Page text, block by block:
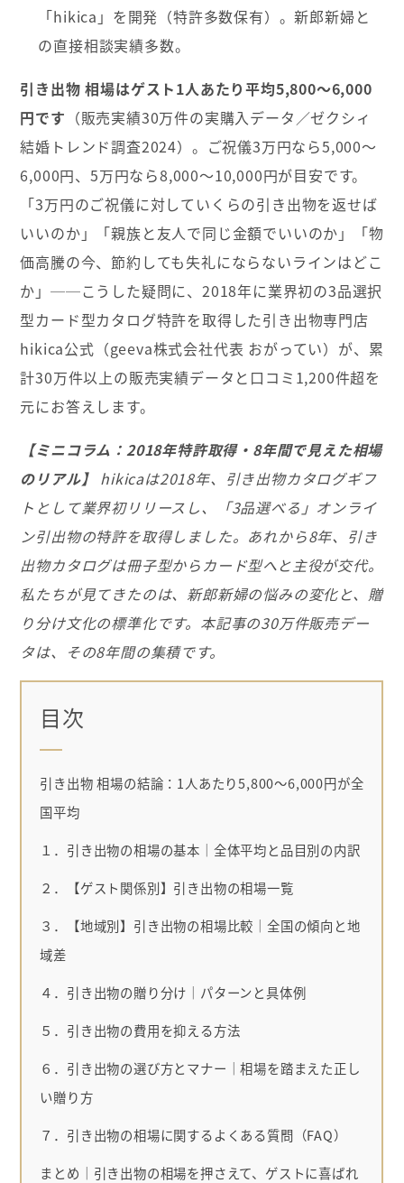
「hikica」を開発（特許多数保有）。新郎新婦と
の直接相談実績多数。
引き出物 相場はゲスト1人あたり平均5,800〜6,000
円です （販売実績30万件の実購入データ／ゼクシィ
結婚トレンド調査2024）。ご祝儀3万円なら5,000〜
6,000円、5万円なら8,000〜10,000円が目安です。
「3万円のご祝儀に対していくらの引き出物を返せば
いいのか」「親族と友人で同じ金額でいいのか」「物
価高騰の今、節約しても失礼にならないラインはどこ
か」──こうした疑問に、2018年に業界初の3品選択
型カード型カタログ特許を取得した引き出物専門店
hikica公式（geeva株式会社代表 おがってい）が、累
計30万件以上の販売実績データと口コミ1,200件超を
元にお答えします。
【ミニコラム：2018年特許取得・8年間で見えた相場
のリアル】 hikicaは2018年、引き出物カタログギフ
トとして業界初リリースし、「3品選べる」オンライ
ン引出物の特許を取得しました。あれから8年、引き
出物カタログは冊子型からカード型へと主役が交代。
私たちが見てきたのは、新郎新婦の悩みの変化と、贈
り分け文化の標準化です。本記事の30万件販売デー
タは、その8年間の集積です。
目次
引き出物 相場の結論：1人あたり5,800〜6,000円が全
国平均
１．引き出物の相場の基本｜全体平均と品目別の内訳
２．【ゲスト関係別】引き出物の相場一覧
３．【地域別】引き出物の相場比較｜全国の傾向と地
域差
４．引き出物の贈り分け｜パターンと具体例
５．引き出物の費用を抑える方法
６．引き出物の選び方とマナー｜相場を踏まえた正し
い贈り方
７．引き出物の相場に関するよくある質問（FAQ）
まとめ｜引き出物の相場を押さえて、ゲストに喜ばれ